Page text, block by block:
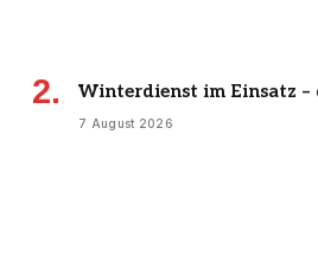
Winterdienst im Einsatz
7 August 2026